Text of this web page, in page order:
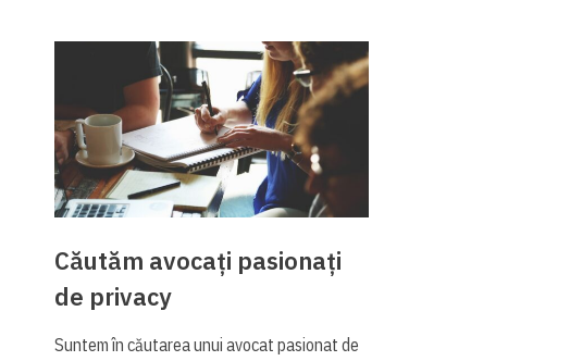
Căutăm avocați pasionați
de privacy
Suntem în căutarea unui avocat pasionat de